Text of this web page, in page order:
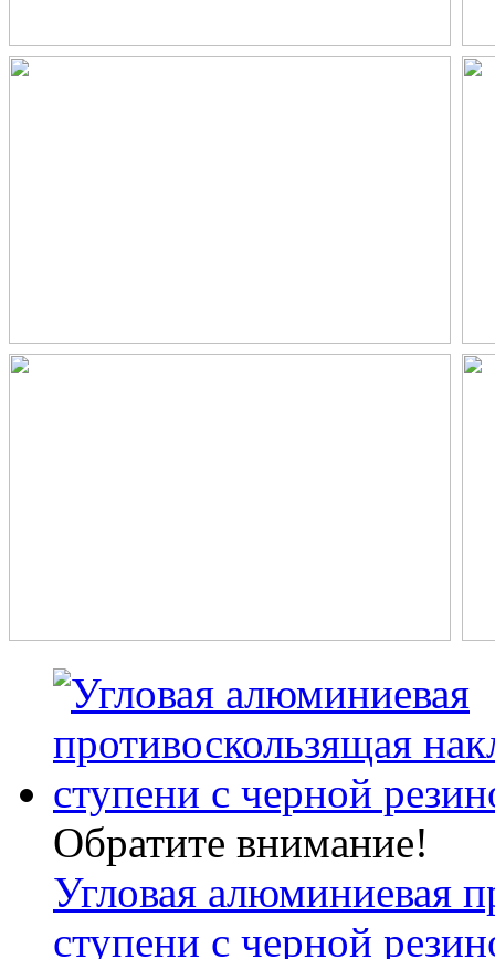
Обратите внимание!
Угловая алюминиевая
ступени с черной